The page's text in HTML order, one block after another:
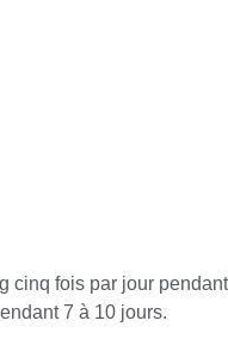
cinq fois par jour
7 à 10 jours.